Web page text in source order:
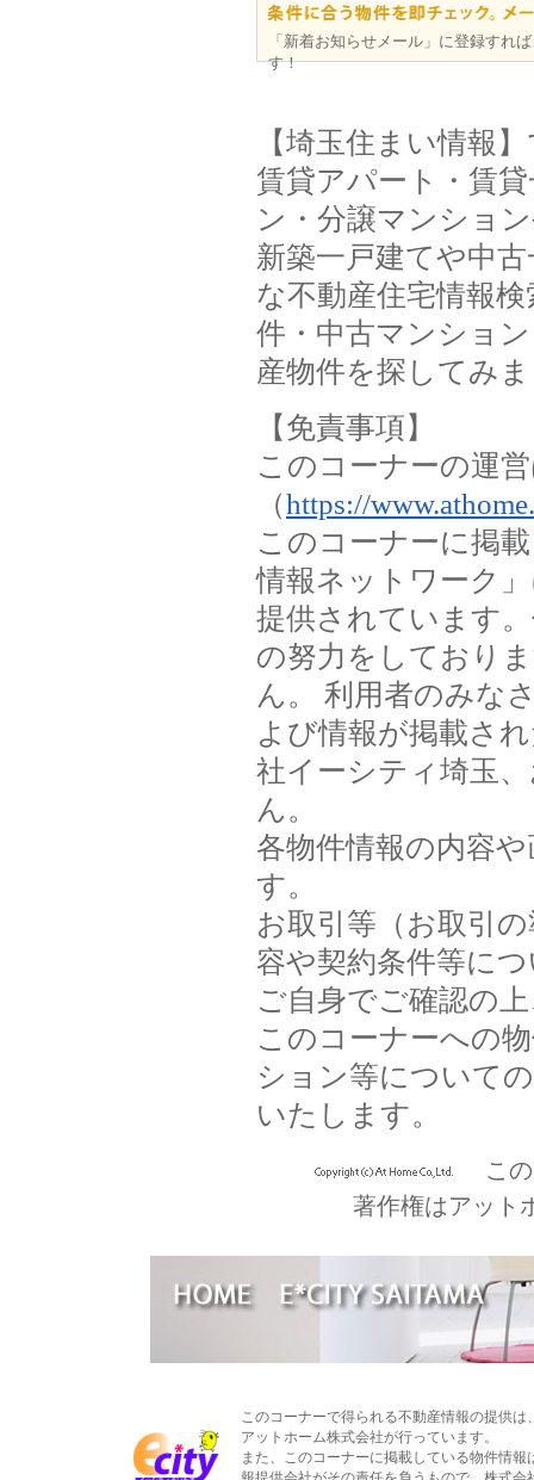
「新着お知らせメール」に登録すれ
す！
【埼玉住まい情報
賃貸アパート・賃
ン・分譲マンショ
新築一戸建てや中
な不動産住宅情報
件・中古マンショ
産物件を探してみ
【免責事項】
このコーナーの運
（https://
このコーナーに掲
情報ネットワーク
提供されています
の努力をしており
ん。 利用者のみな
よび情報が掲載さ
社イーシティ埼玉
ん。
各物件情報の内容
す。
お取引等（お取引
容や契約条件等に
ご自身でご確認の
このコーナーへの
ション等について
いたします。
こ
著作権はアット